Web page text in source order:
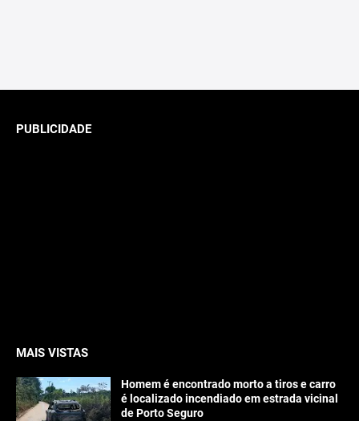
PUBLICIDADE
MAIS VISTAS
Homem é encontrado morto a tiros e carro
é localizado incendiado em estrada vicinal
de Porto Seguro